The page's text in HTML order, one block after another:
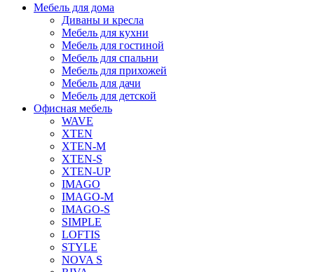
Мебель для дома
Диваны и кресла
Мебель для кухни
Мебель для гостиной
Мебель для спальни
Мебель для прихожей
Мебель для дачи
Мебель для детской
Офисная мебель
WAVE
XTEN
XTEN-M
XTEN-S
XTEN-UP
IMAGO
IMAGO-M
IMAGO-S
SIMPLE
LOFTIS
STYLE
NOVA S